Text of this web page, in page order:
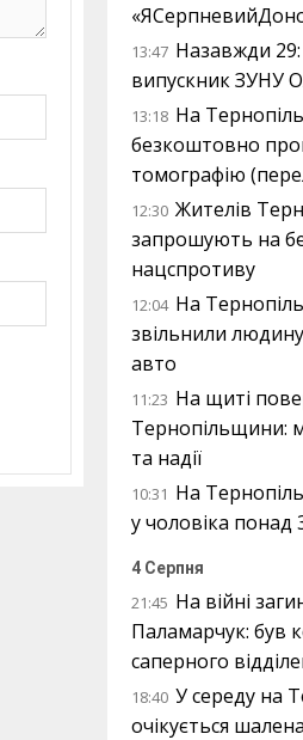
13:47 Назавжди 29:
випускник ЗУНУ
13:18 На
безкоштовно
томографію
12:30 Жителів
запрошують на
нацспротиву
12:04 На
звільнили
авто
11:23 На щиті
Тернопільщини:
та надії
10:31 На
у чоловіка понад
4 Серпня
21:45 На війні
Паламарчук: був
саперного
18:40 У середу на
очікується